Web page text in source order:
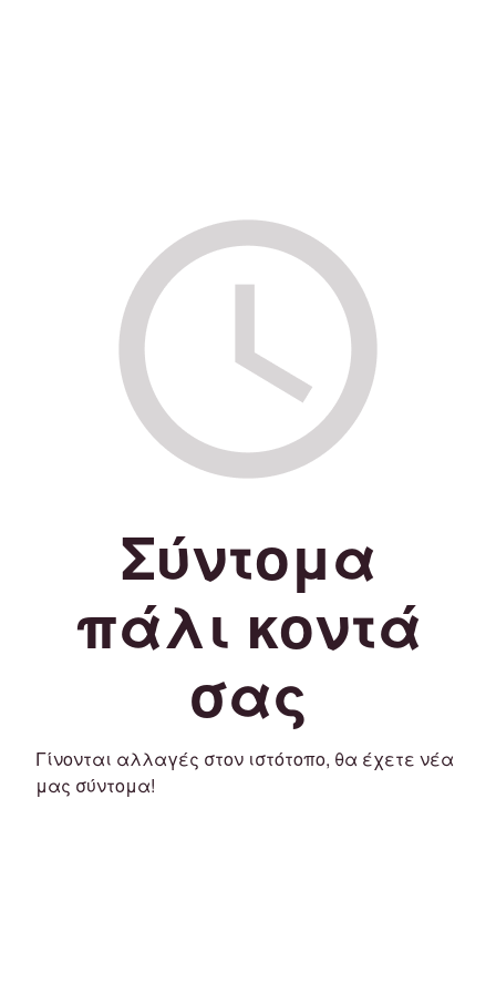
Σύντομα
πάλι κοντά
σας
Γίνονται αλλαγές στον ιστότοπο, θα έχετε νέα
μας σύντομα!